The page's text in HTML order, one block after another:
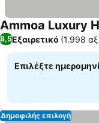
Ammoa Luxury
8,5Εξαιρετικό (1.998
Επιλέξτε
Δημοφιλής επιλογή